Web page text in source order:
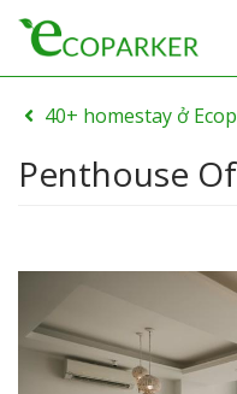
40+ homestay ở
Penthouse